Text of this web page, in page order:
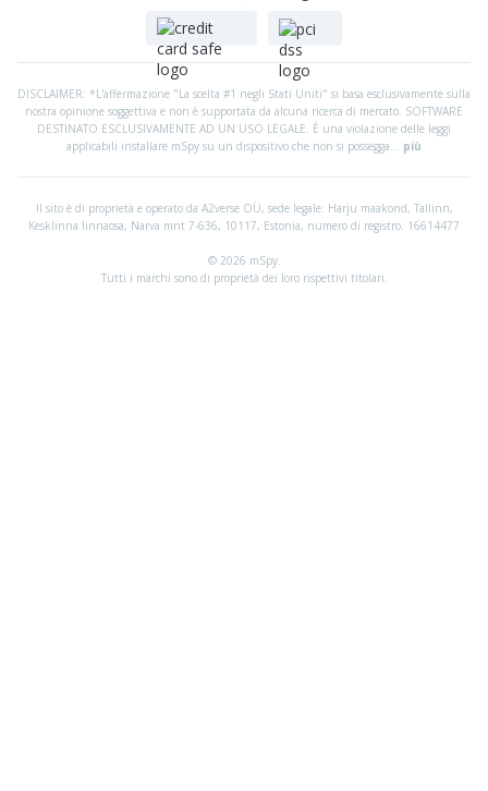
DISCLAIMER: *L'affermazione "La scelta #1 negli Stati Uniti" si basa esclusivamente sulla
nostra opinione soggettiva e non è supportata da alcuna ricerca di mercato. SOFTWARE
DESTINATO ESCLUSIVAMENTE AD UN USO LEGALE. È una violazione delle leggi
applicabili installare mSpy su un dispositivo che non si possegga... più
Il sito è di proprietà e operato da A2verse OÜ, sede legale: Harju maakond, Tallinn,
Kesklinna linnaosa, Narva mnt 7-636, 10117, Estonia, numero di registro: 16614477
© 2026 mSpy.
Tutti i marchi sono di proprietà dei loro rispettivi titolari.